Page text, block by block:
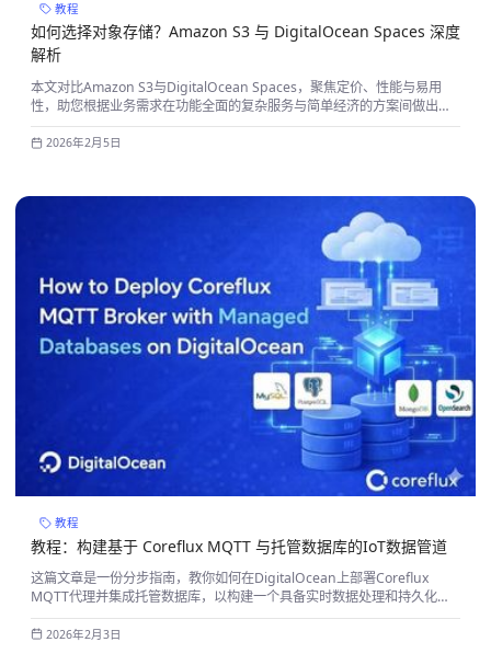
教程
如何选择对象存储？Amazon S3 与 DigitalOcean Spaces 深度
解析
本文对比Amazon S3与DigitalOcean Spaces，聚焦定价、性能与易用
性，助您根据业务需求在功能全面的复杂服务与简单经济的方案间做出选
择。
2026年2月5日
教程
教程：构建基于 Coreflux MQTT 与托管数据库的IoT数据管道
这篇文章是一份分步指南，教你如何在DigitalOcean上部署Coreflux
MQTT代理并集成托管数据库，以构建一个具备实时数据处理和持久化存
储能力的完整物联网数据管道。
2026年2月3日